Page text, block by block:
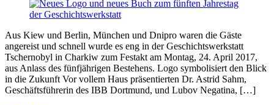
Aus Kiew und Berlin, München und Dnipro waren die Gäste
angereist und schnell wurde es eng in der Geschichtswerkstatt
Tschernobyl in Charkiw zum Festakt am Montag, 24. April 2017,
aus Anlass des fünfjährigen Bestehens. Logo symbolisiert den Blick
in die Zukunft Vor vollem Haus präsentierten Dr. Astrid Sahm,
Geschäftsführerin des IBB Dortmund, und Lubov Negatina, […]